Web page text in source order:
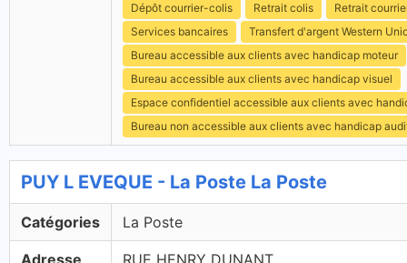
Dépôt courrier-colis
Retrait colis
Retrait
Services bancaires
Transfert d'argent Western
Bureau accessible aux clients avec handicap moteur
Bureau accessible aux clients avec handicap visuel
Espace confidentiel accessible aux clients avec
Bureau non accessible aux clients avec handicap
PUY L EVEQUE - La Poste La Poste
Catégories La Poste
Adresse
RUE HENRY DUNANT